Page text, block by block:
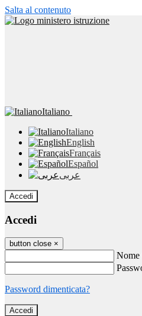
Salta al contenuto
Italiano
Italiano
English
Français
Español
عربى
Accedi
Accedi
button close ×
Nome
Password dimenticata?